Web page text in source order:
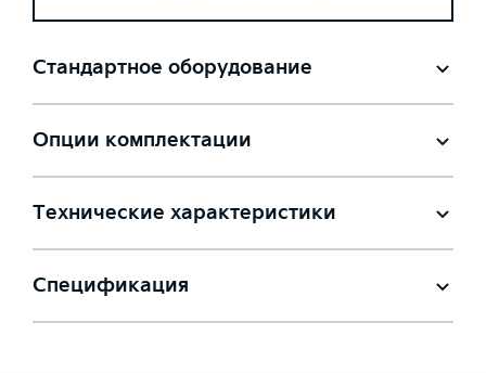
Стандартное оборудование
Опции комплектации
Технические характеристики
Спецификация